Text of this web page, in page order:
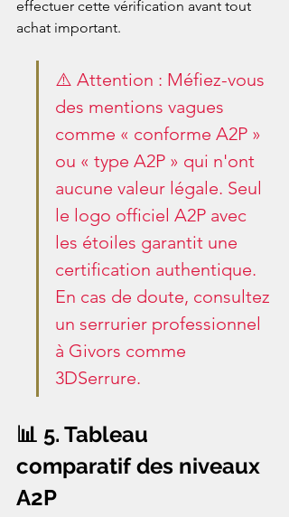
effectuer cette vérification avant tout
achat important.
⚠️ Attention : Méfiez-vous
des mentions vagues
comme « conforme A2P »
ou « type A2P » qui n'ont
aucune valeur légale. Seul
le logo officiel A2P avec
les étoiles garantit une
certification authentique.
En cas de doute, consultez
un serrurier professionnel
à Givors comme
3DSerrure.
📊 5. Tableau
comparatif des niveaux
A2P